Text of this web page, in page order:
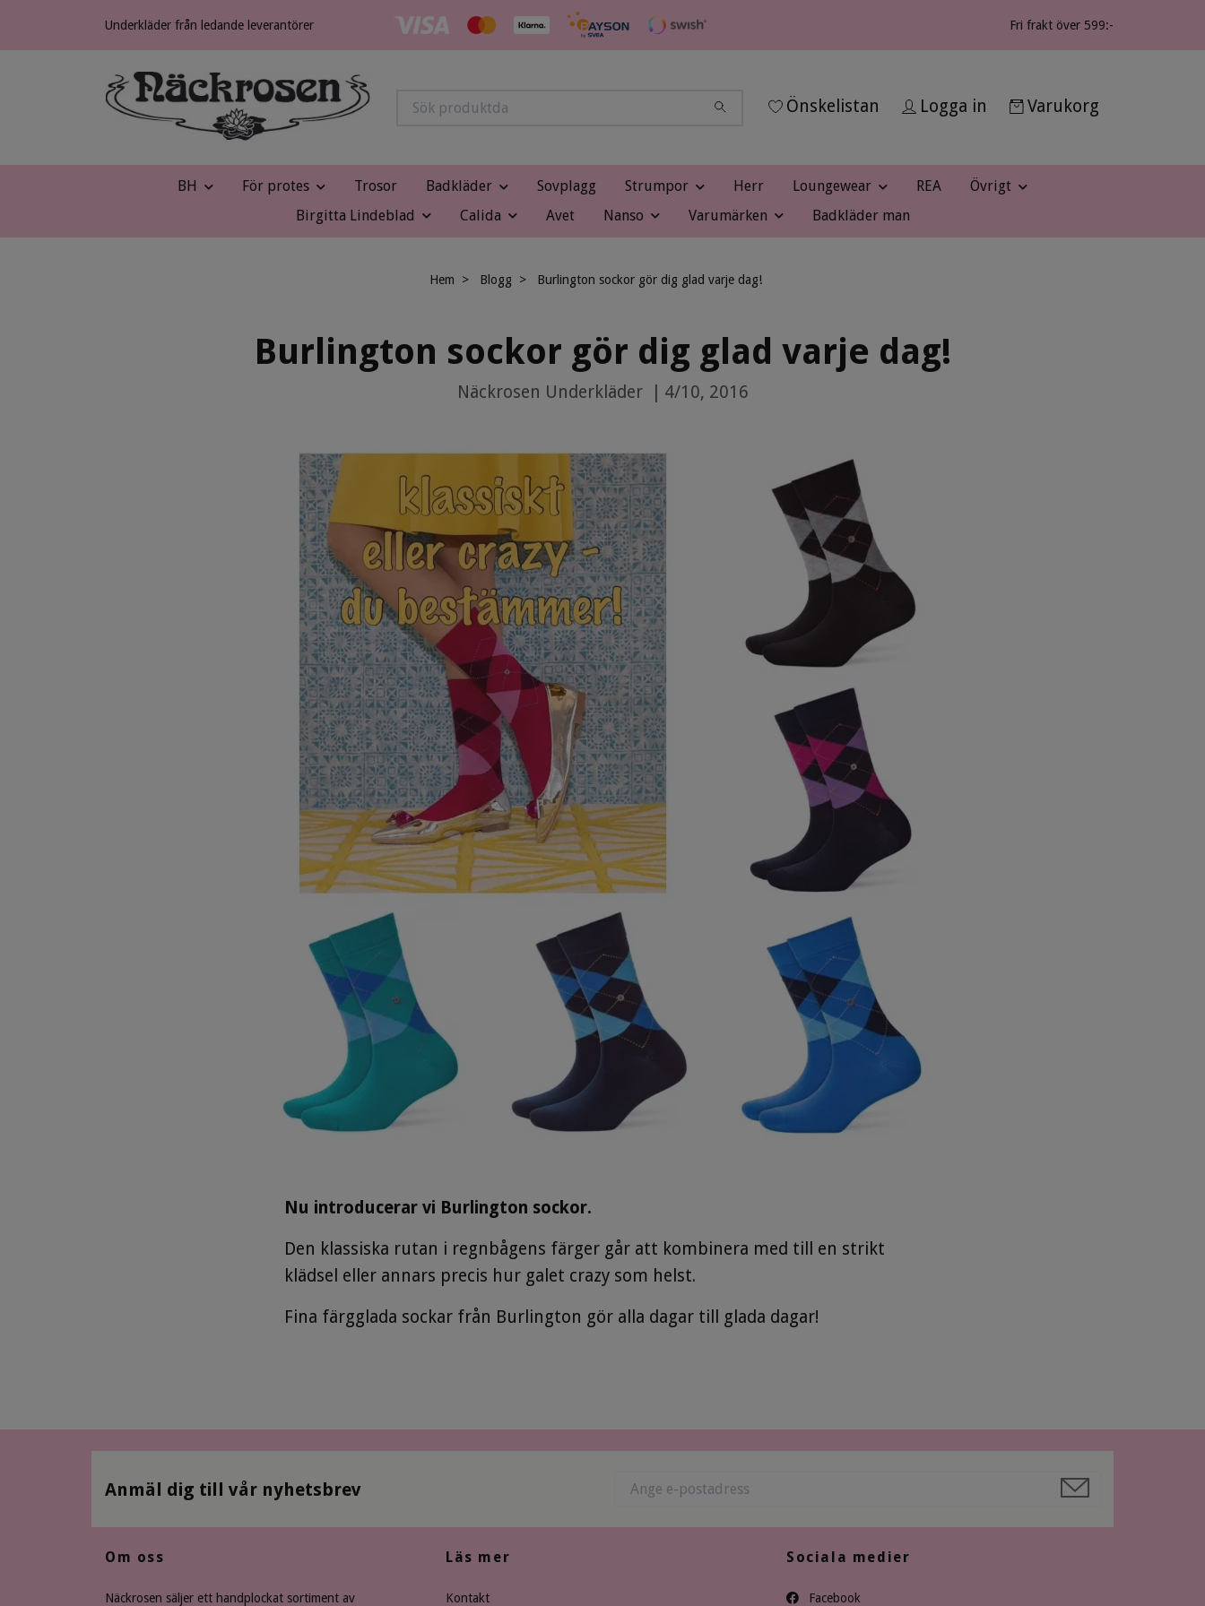
Underkläder från ledande leverantörer Fri frakt över 599:-
Önskelistan Logga in Varukorg
BH För protes Trosor Badkläder Sovplagg Strumpor Herr Loungewear REA
Övrigt
Birgitta Lindeblad
Calida Avet Nanso Varumärken Badkläder man
Hem Blogg Burlington sockor gör dig glad varje dag!
Burlington sockor gör dig glad varje dag!
Näckrosen Underkläder 4/10, 2016
Nu introducerar vi Burlington sockor.
Den klassiska rutan i regnbågens färger går att kombinera med till en strikt
klädsel eller annars precis hur galet crazy som helst.
Fina färgglada sockar från Burlington gör alla dagar till glada dagar!
Anmäl dig till vår nyhetsbrev
Om oss
Näckrosen säljer ett handplockat sortiment av
Läs mer
Kontakt
Sociala medier
Facebook